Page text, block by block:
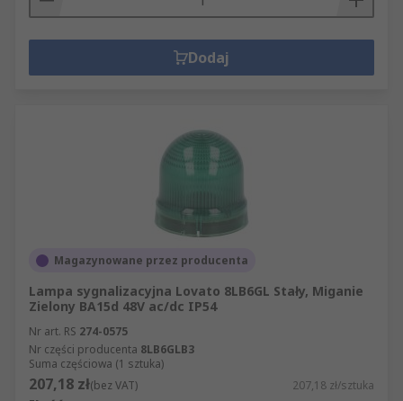
Dodaj
Magazynowane przez producenta
Lampa sygnalizacyjna Lovato 8LB6GL Stały, Miganie
Zielony BA15d 48V ac/dc IP54
Nr art. RS 274-0575
Nr części producenta 8LB6GLB3
Suma częściowa (1 sztuka)
207,18 zł(bez VAT) 207,18 zł/sztuka